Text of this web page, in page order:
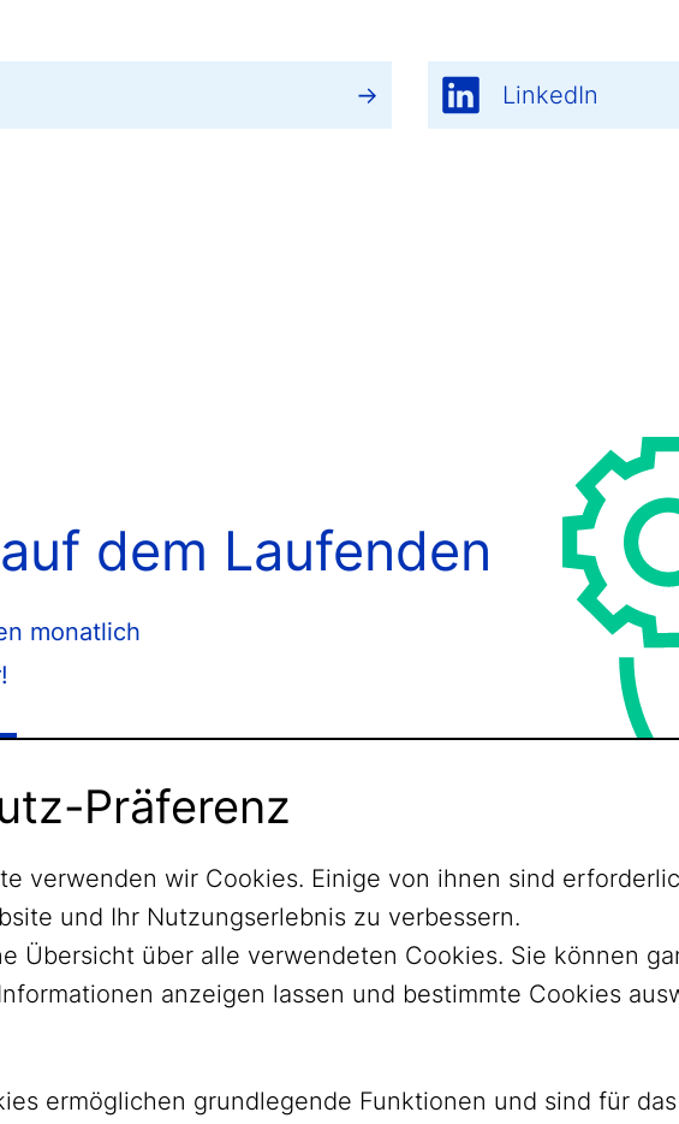
LinkedIn
dem Laufenden
monatlich
Präferenz
verwenden wir Cookies. Einige von ihnen sind
und Ihr Nutzungserlebnis zu verbessern.
Übersicht über alle verwendeten Cookies. Sie können
anzeigen lassen und bestimmte Cookies
ermöglichen grundlegende Funktionen und sind für